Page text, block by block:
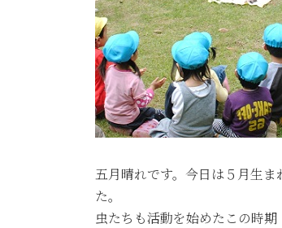
五月晴れです。今日は５月生
た。
虫たちも活動を始めたこの時